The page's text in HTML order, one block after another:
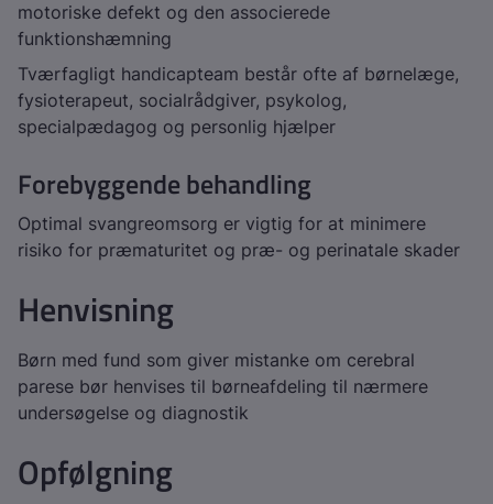
motoriske defekt og den associerede
funktionshæmning
Tværfagligt handicapteam består ofte af børnelæge,
fysioterapeut, socialrådgiver, psykolog,
specialpædagog og personlig hjælper
Forebyggende behandling
Optimal svangreomsorg er vigtig for at minimere
risiko for præmaturitet og præ- og perinatale skader
Henvisning
Børn med fund som giver mistanke om cerebral
parese bør henvises til børneafdeling til nærmere
undersøgelse og diagnostik
Opfølgning